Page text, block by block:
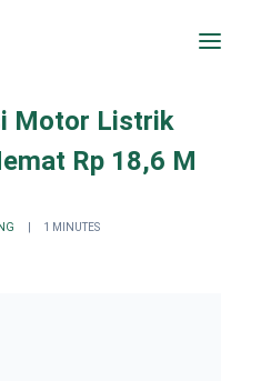
Motor Listrik
Rp 18,6 M
1 MINUTES